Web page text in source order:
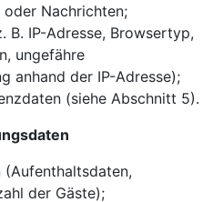
Nachrichten;
B. IP-Adresse, Browsertyp,
ungefähre
anhand der IP-Adresse);
(siehe Abschnitt 5).
(Aufenthaltsdaten,
der Gäste);